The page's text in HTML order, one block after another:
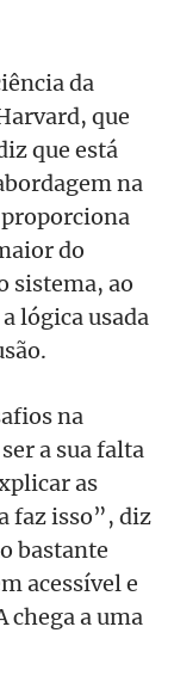
da
que
que está
na
proporciona
do
sistema, ao
lógica usada
na
a sua falta
as
faz isso”, diz
bastante
acessível e
chega a uma